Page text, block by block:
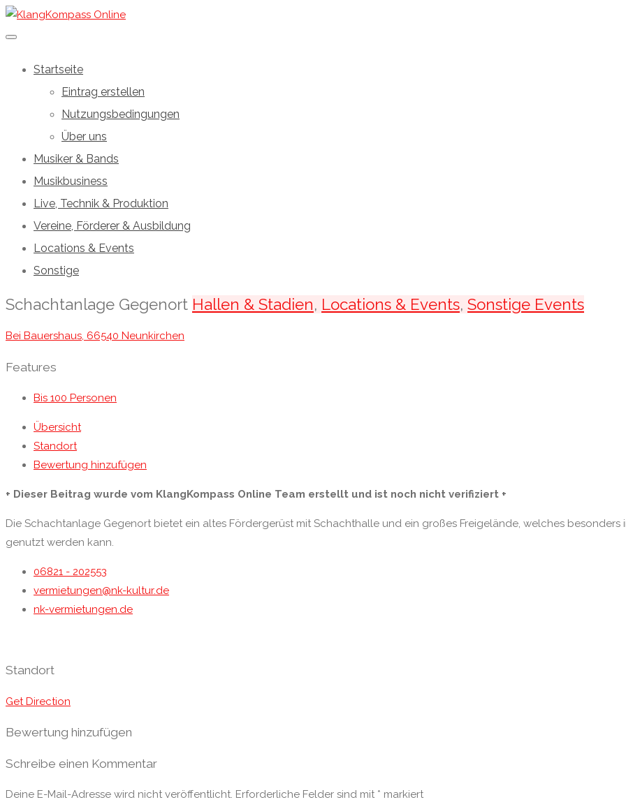
Startseite
Eintrag erstellen
Nutzungsbedingungen
Über uns
Musiker & Bands
Musikbusiness
Live, Technik & Produktion
Vereine, Förderer & Ausbildung
Locations & Events
Sonstige
Schachtanlage Gegenort Hallen & Stadien, Locations & Events, Sonstige Events
Bei Bauershaus, 66540 Neunkirchen
Features
Bis 100 Personen
Übersicht
Standort
Bewertung hinzufügen
+ Dieser Beitrag wurde vom KlangKompass Online Team erstellt und ist noch nicht verifiziert +
Die Schachtanlage Gegenort bietet ein altes Fördergerüst mit Schachthalle und ein großes Freigelände, welches
genutzt werden kann.
06821 - 202553
vermietungen@nk-kultur.de
nk-vermietungen.de
Standort
Get Direction
Bewertung hinzufügen
Schreibe einen Kommentar
Deine E-Mail-Adresse wird nicht veröffentlicht. Erforderliche Felder sind mit * markiert